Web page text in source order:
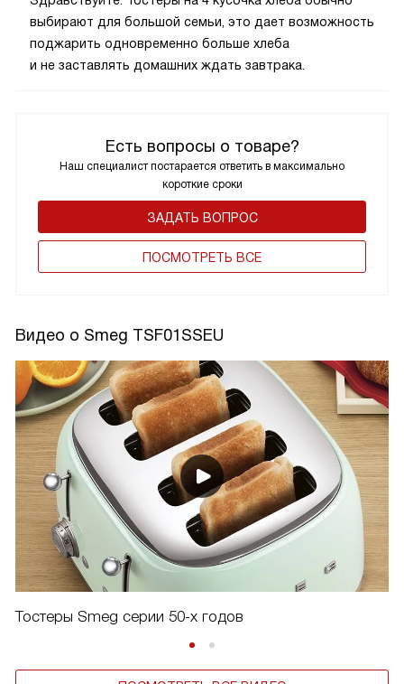
Есть вопросы о товаре?
Наш специалист постарается ответить в максимально
короткие сроки
ЗАДАТЬ ВОПРОС
ПОCМОТРЕТЬ ВСЕ
выбирают для большой семьи, это дает возможность
поджарить одновременно больше хлеба
и не заставлять домашних ждать завтрака.
Видео о Smeg TSF01SSEU
Тостеры Smeg серии 50-х годов